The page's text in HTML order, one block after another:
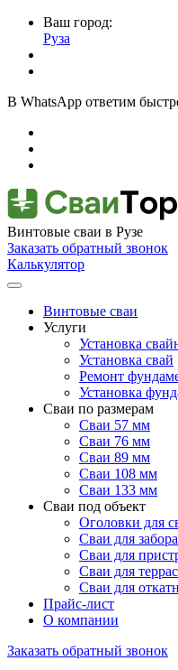
Ваш город:
Руза
В WhatsApp ответим
Винтовые сваи в Рузе
Заказать обратный звонок
Калькулятор
Винтовые сваи
Услуги
Установка
Установка свай
Ремонт
Установка
Сваи по размерам
Сваи 57 мм
Сваи 76 мм
Сваи 89 мм
Сваи 108 мм
Сваи 133 мм
Сваи под объект
Оголовки для
Сваи для забора
Сваи для
Сваи для
Сваи для
Прайс-лист
О компании
Заказать обратный звонок